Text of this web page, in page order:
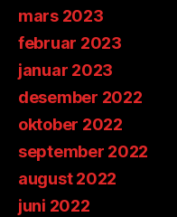
mars 2023
februar 2023
januar 2023
desember 2022
oktober 2022
september 2022
august 2022
juni 2022